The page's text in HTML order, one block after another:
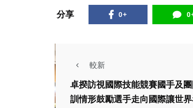
分享 0+
較新
卓揆訪視國際技能競賽國手及
訓情形鼓勵選手走向國際讓世